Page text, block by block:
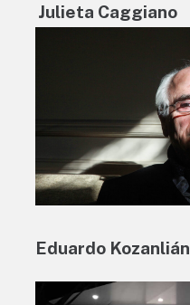
Julieta Caggiano
Eduardo Kozanlián